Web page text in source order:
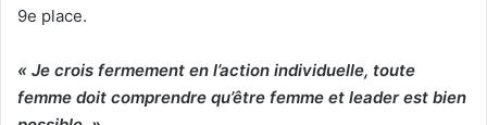
9e place.
« Je crois fermement en l’action individuelle, toute
femme doit comprendre qu’être femme et leader est bien